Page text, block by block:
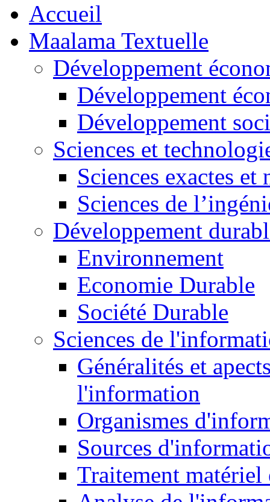
Accueil
Maalama Textuelle
Développement
Développement
Développement
Sciences et
Sciences exactes et
Sciences de
Développement
Environnement
Economie Durable
Société Durable
Sciences de
Généralités et
l'information
Organismes
Sources
Traitement matériel